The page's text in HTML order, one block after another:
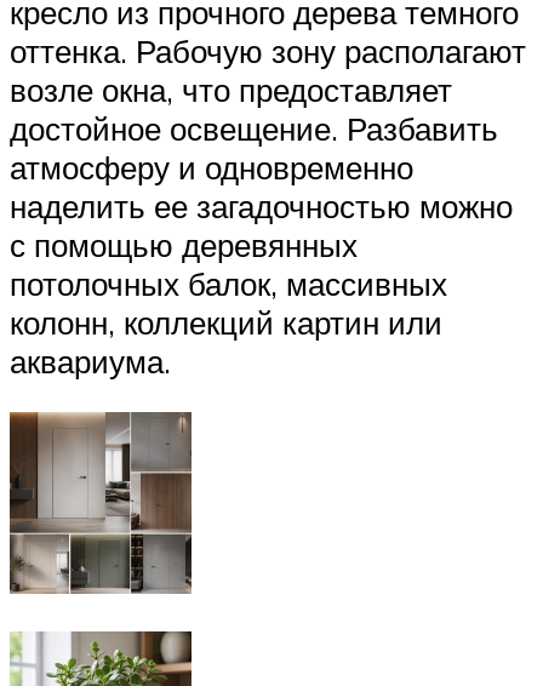
кресло из прочного дерева темного
оттенка. Рабочую зону располагают
возле окна, что предоставляет
достойное освещение. Разбавить
атмосферу и одновременно
наделить ее загадочностью можно
с помощью деревянных
потолочных балок, массивных
колонн, коллекций картин или
аквариума.